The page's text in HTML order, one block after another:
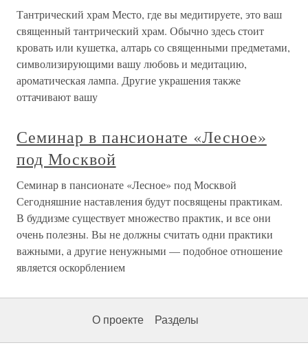
Тантрический храм Место, где вы медитируете, это ваш
священный тантрический храм. Обычно здесь стоит
кровать или кушетка, алтарь со священными предметами,
символизирующими вашу любовь и медитацию,
ароматическая лампа. Другие украшения также
оттачивают вашу
Семинар в пансионате «Лесное»
под Москвой
Семинар в пансионате «Лесное» под Москвой
Сегодняшние наставления будут посвящены практикам.
В буддизме существует множество практик, и все они
очень полезны. Вы не должны считать одни практики
важными, а другие ненужными — подобное отношение
является оскорблением
О проекте Разделы